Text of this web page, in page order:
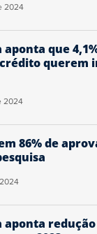
2024
aponta que
querem
2024
86% de
aponta